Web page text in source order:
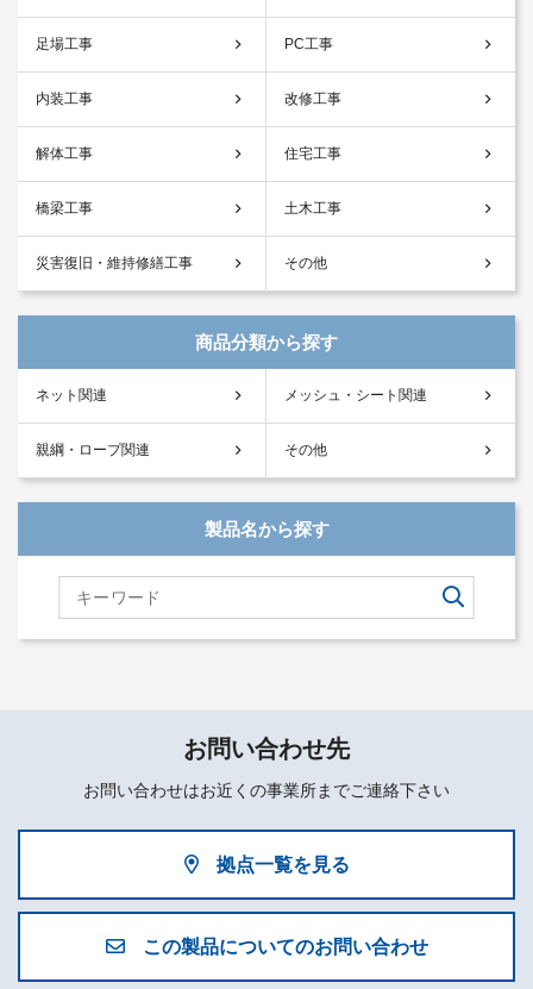
足場工事 PC工事
内装工事 改修工事
解体工事 住宅工事
橋梁工事 土木工事
災害復旧・維持修繕工事 その他
商品分類から探す
ネット関連 メッシュ・シート関連
親綱・ロープ関連 その他
製品名から探す
お問い合わせ先
お問い合わせはお近くの事業所までご連絡下さい
拠点一覧を見る
この製品についてのお問い合わせ